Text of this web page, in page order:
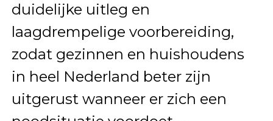
duidelijke uitleg en
laagdrempelige voorbereiding,
zodat gezinnen en huishoudens
in heel Nederland beter zijn
uitgerust wanneer er zich een